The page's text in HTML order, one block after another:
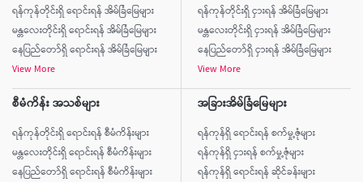
ရန်ကုန်တိုင်းရှိ ရောင်းရန် အိမ်ခြံမြေများ
မန္တလေးတိုင်းရှိ ရောင်းရန် အိမ်ခြံမြေများ
နေပြည်တော်ရှိ ရောင်းရန် အိမ်ခြံမြေများ
View More
ရန်ကုန်တိုင်းရှိ ငှားရန် အိမ်ခြံမြေများ
မန္တလေးတိုင်းရှိ ငှားရန် အိမ်ခြံမြေများ
နေပြည်တော်ရှိ ငှားရန် အိမ်ခြံမြေများ
View More
စီမံကိန်း အသစ်များ
ရန်ကုန်တိုင်းရှိ ရောင်းရန် စီမံကိန်းများ
မန္တလေးတိုင်းရှိ ရောင်းရန် စီမံကိန်းများ
နေပြည်တော်ရှိ ရောင်းရန် စီမံကိန်းများ
အခြားအိမ်ခြံမြေများ
ရန်ကုန်ရှိ ရောင်းရန် စက်မှု့ဇုံများ
ရန်ကုန်ရှိ ငှားရန် စက်မှု့ဇုံများ
ရန်ကုန်ရှိ ရောင်းရန် ဆိုင်ခန်းများ